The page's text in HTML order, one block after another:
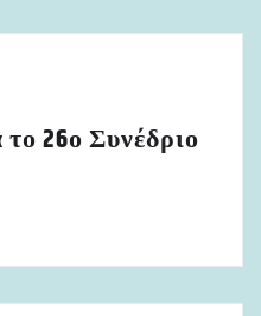
26ο Συνέδριο